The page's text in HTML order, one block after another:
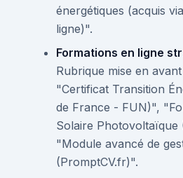
énergétiques (acquis
ligne)".
Formations en ligne
Rubrique mise en
"Certificat Transition
de France - FUN)",
Solaire Photovoltaïque
"Module avancé de
(PromptCV.fr)".